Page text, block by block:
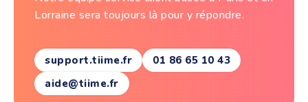
Lorraine sera toujours là pour y répondre.
support.tiime.fr
01 86 65 10 43
aide@tiime.fr